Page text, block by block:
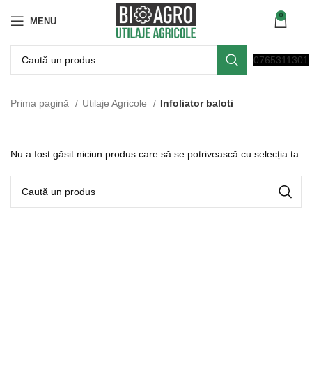
MENU
0
0765311301
Prima pagină Utilaje Agricole Infoliator baloti
Nu a fost găsit niciun produs care să se potrivească cu selecția ta.